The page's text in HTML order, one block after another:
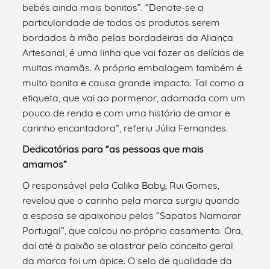
bebés ainda mais bonitos”. “Denote-se a
particularidade de todos os produtos serem
bordados à mão pelas bordadeiras da Aliança
Artesanal, é uma linha que vai fazer as delícias de
muitas mamãs. A própria embalagem também é
muito bonita e causa grande impacto. Tal como a
etiqueta, que vai ao pormenor, adornada com um
pouco de renda e com uma história de amor e
carinho encantadora”, referiu Júlia Fernandes.
Dedicatórias para “as pessoas que mais
amamos”
O responsável pela Calika Baby, Rui Gomes,
revelou que o carinho pela marca surgiu quando
a esposa se apaixonou pelos “Sapatos Namorar
Portugal”, que calçou no próprio casamento. Ora,
daí até à paixão se alastrar pelo conceito geral
da marca foi um ápice. O selo de qualidade da